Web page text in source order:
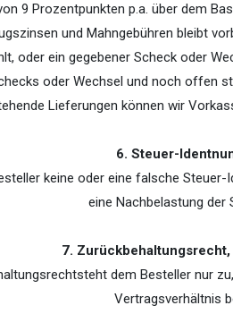
9 Prozentpunkten p.a. über dem
und Mahngebühren bleibt
oder ein gegebener Scheck oder
oder Wechsel und noch offen
Lieferungen können wir
6. Steuer-
keine oder eine falsche
eine Nachbelastung der
7.
dem Besteller nur
Vertragsverhältnis